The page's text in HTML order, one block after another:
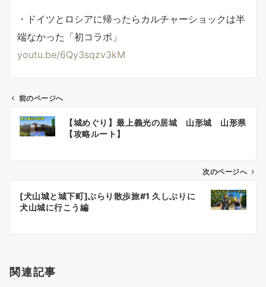
・ドイツとロシアに帰ったらカルチャーショックは半
端なかった「初コラボ」
youtu.be/6Qy3sqzv3kM
ビ
ン
前のページへ
【城めぐり】最上義光の居城 山形城 山形県
【攻略ルート】
次のページへ
[犬山城と城下町]ぶらり散歩旅#1 久しぶりに
犬山城に行こう編
関連記事